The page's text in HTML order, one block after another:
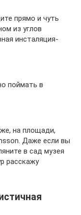
прямо и чуть
из углов
инсталяция-
поймать в
на площади,
Даже если вы
в сад музея
расскажу